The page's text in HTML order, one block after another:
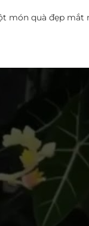
món quà đẹp mắt